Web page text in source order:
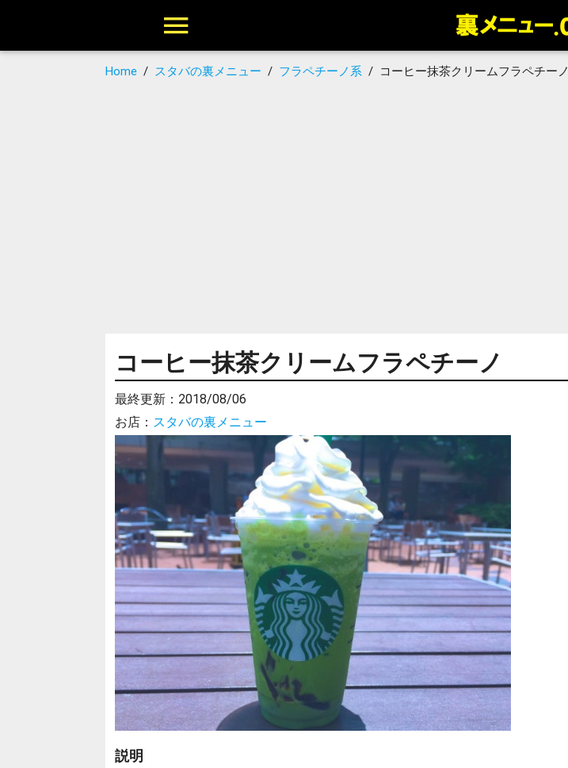
Home / スタバの裏メニュー / フラペチーノ系 / コーヒー抹茶クリームフラペチーノ
コーヒー抹茶クリームフラペチーノ
最終更新： 2018/08/06
お店： スタバの裏メニュー
説明